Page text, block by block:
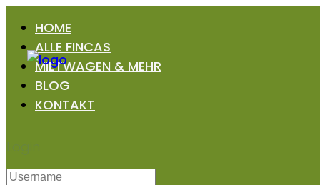
HOME
ALLE FINCAS
MIETWAGEN & MEHR
BLOG
KONTAKT
Login